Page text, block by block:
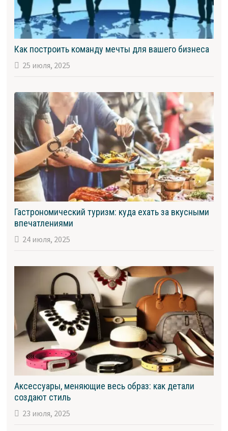
Как построить команду мечты для вашего бизнеса
25 июля, 2025
Гастрономический туризм: куда ехать за вкусными
впечатлениями
24 июля, 2025
Аксессуары, меняющие весь образ: как детали
создают стиль
23 июля, 2025